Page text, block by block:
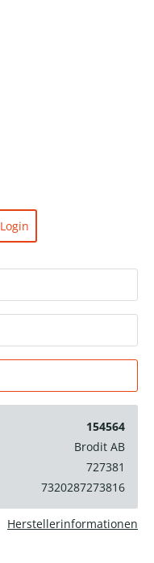
Login
154564
Brodit AB
727381
7320287273816
Herstellerinformationen